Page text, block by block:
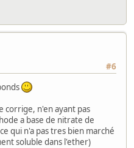
#6
corrige, n'en ayant pas
a base de nitrate de
qui n'a pas tres bien marché
soluble dans l'ether)